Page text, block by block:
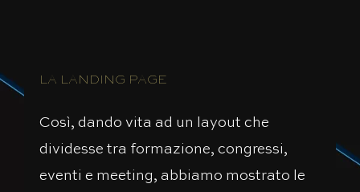
LA LANDING PAGE
Così, dando vita ad un layout che
dividesse tra formazione, congressi,
eventi e meeting, abbiamo mostrato le